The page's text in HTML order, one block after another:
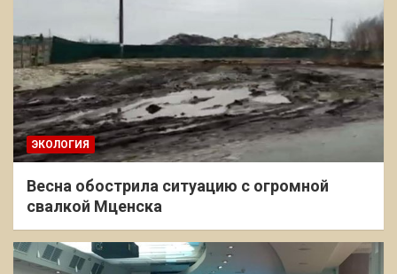
ЭКОЛОГИЯ
Весна обострила ситуацию с огромной
свалкой Мценска